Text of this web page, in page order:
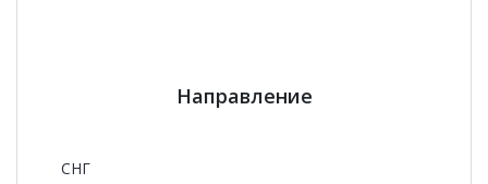
Направление
СНГ